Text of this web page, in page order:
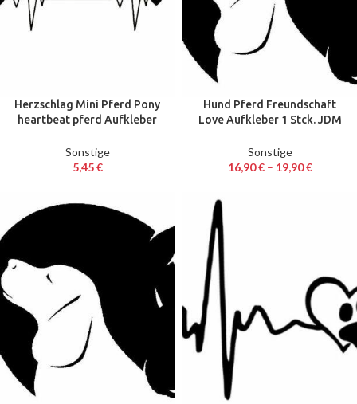
Herzschlag Mini Pferd Pony
heartbeat pferd Aufkleber
Sonstige
5,45€
Hund Pferd Freundschaft
Love Aufkleber 1 Stck. JDM
Sonstige
16,90€– 19,90€